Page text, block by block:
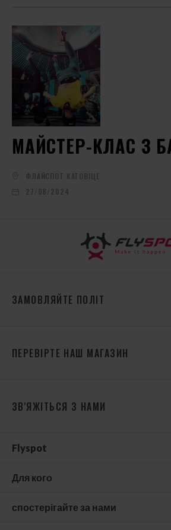
МАЙСТЕР-КЛАС З
ФЛАЙСПОТ КАТОВІЦЕ
27/08/2024
ЗАМОВЛЯЙТЕ ПОЛІТ
ПЕРЕВІРТЕ НАШ МАГАЗИН
ЗВ'ЯЖІТЬСЯ З НАМИ
Flyspot
Для кого
спостерігайте за нами